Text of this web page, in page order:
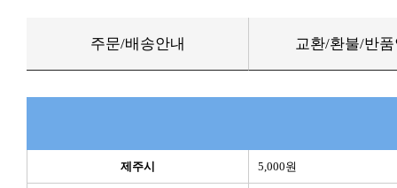
주문/배송안내 교환/환불/반
제주시 5,000원